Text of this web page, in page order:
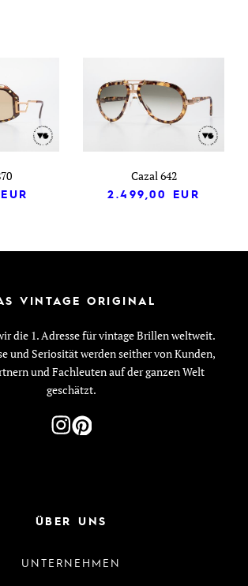
EUR
Cazal 642
2.499,00
EUR
VINTAGE ORIGINAL
die 1. Adresse für vintage Brillen weltweit.
und Seriosität werden seither von Kunden,
und Fachleuten auf der ganzen Welt
geschätzt.
ÜBER UNS
UNTERNEHMEN